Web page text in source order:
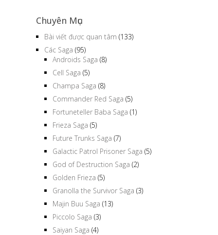
Chuyên Mục
Bài viết được quan tâm (133)
Các Saga (95)
Androids Saga (8)
Cell Saga (5)
Champa Saga (8)
Commander Red Saga (5)
Fortuneteller Baba Saga (1)
Frieza Saga (5)
Future Trunks Saga (7)
Galactic Patrol Prisoner Saga (5)
God of Destruction Saga (2)
Golden Frieza (5)
Granolla the Survivor Saga (3)
Majin Buu Saga (13)
Piccolo Saga (3)
Saiyan Saga (4)